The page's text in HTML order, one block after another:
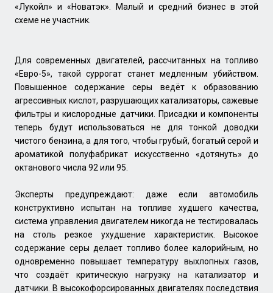
«Лукойл» и «Новатэк». Малый и средний бизнес в этой
схеме не участник.
Для современных двигателей, рассчитанных на топливо
«Евро-5», такой суррогат станет медленным убийством.
Повышенное содержание серы ведёт к образованию
агрессивных кислот, разрушающих катализаторы, сажевые
фильтры и кислородные датчики. Присадки и компоненты
теперь будут использоваться не для тонкой доводки
чистого бензина, а для того, чтобы грубый, богатый серой и
ароматикой полуфабрикат искусственно «дотянуть» до
октанового числа 92 или 95.
Эксперты предупреждают: даже если автомобиль
конструктивно испытан на топливе худшего качества,
система управления двигателем никогда не тестировалась
на столь резкое ухудшение характеристик. Высокое
содержание серы делает топливо более калорийным, но
одновременно повышает температуру выхлопных газов,
что создаёт критическую нагрузку на катализатор и
датчики. В высокофорсированных двигателях последствия